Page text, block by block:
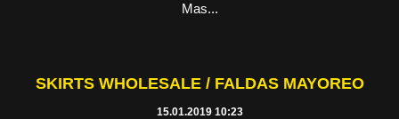
Mas...
SKIRTS WHOLESALE / FALDAS MAYOREO
15.01.2019 10:23